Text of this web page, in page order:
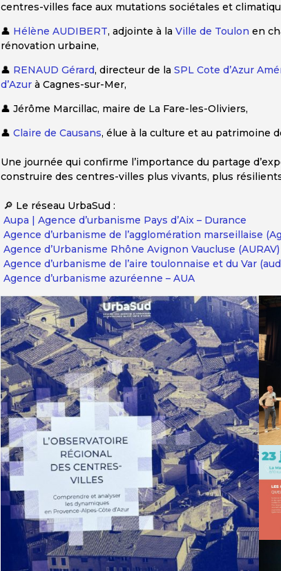
centres-villes face aux mutations sociétales et
👤 Hélène AUDIBERT, adjointe à laVille de Toulon en
rénovation urbaine,
👤 RENAUD Gérard, directeur de laSPL Cote d’Azur
d’Azur à Cagnes-sur-Mer,
👤 Jérôme Marcillac, maire de La Fare-les-Oliviers,
👤Claire de Causans, élue à la culture et au patrimoine
Une journée qui confirme l’importance du partage
construire des centres-villes plus vivants, plus
🔎 Le réseau UrbaSud :
Aupa | Agence d’urbanisme Pays d’Aix – Durance
Agence d’urbanisme de l’agglomération marseillaise
Agence d’Urbanisme Rhône Avignon Vaucluse (AURAV)
Agence d’urbanisme de l’aire toulonnaise et du Var
Agence d’urbanisme azuréenne – AUA